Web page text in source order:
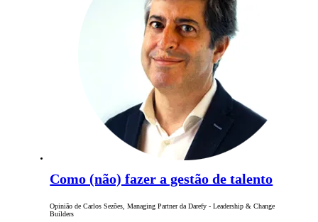
Como (não) fazer a gestão de talento
Opinião de Carlos Sezões, Managing Partner da Darefy - Leadership & Change
Builders